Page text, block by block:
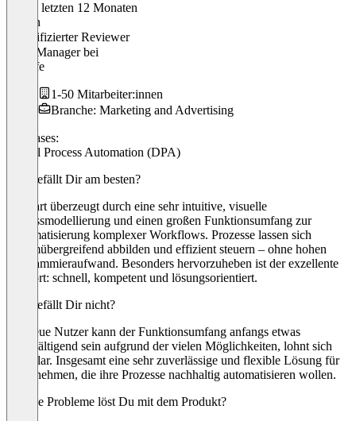
In den letzten 12 Monaten
Jasmin
Verifizierter Reviewer
Sales Managerbei
corplife
1-50 Mitarbeiter:innen
Branche: Marketing and Advertising
Use cases:
Digital Process Automation (DPA)
Was gefällt Dir am besten?
Firestart überzeugt durch eine sehr intuitive, visuelle
Prozessmodellierung und einen großen Funktionsumfang zur
Automatisierung komplexer Workflows. Prozesse lassen sich
systemübergreifend abbilden und effizient steuern – ohne hohen
Programmieraufwand. Besonders hervorzuheben ist der exzellente
Support: schnell, kompetent und lösungsorientiert.
Was gefällt Dir nicht?
Für neue Nutzer kann der Funktionsumfang anfangs etwas
überwältigend sein aufgrund der vielen Möglichkeiten, lohnt sich
aber klar. Insgesamt eine sehr zuverlässige und flexible Lösung für
Unternehmen, die ihre Prozesse nachhaltig automatisieren wollen.
Welche Probleme löst Du mit dem Produkt?